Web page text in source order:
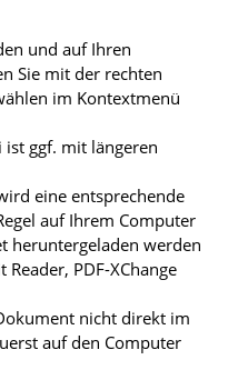
und auf Ihren
Sie mit der rechten
im Kontextmenü
ggf. mit längeren
eine entsprechende
auf Ihrem Computer
heruntergeladen werden
PDF-XChange
nicht direkt im
auf den Computer